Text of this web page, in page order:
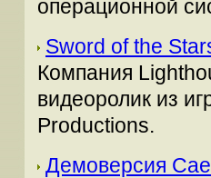
операционной
Sword of the
Компания
видеоролик из
Productions.
Демоверсия